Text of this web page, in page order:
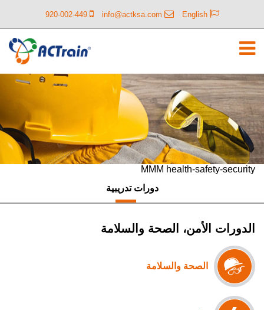
English
info@actksa.com
920-002-449
MMM health-safety-security
دوراتتدريبية
الدورات الأمن، الصحة والسلامة
الصحة والسلامة